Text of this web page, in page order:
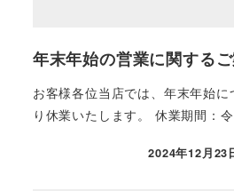
年末年始の営業に関する
お客様各位当店では、年末年始
り休業いたします。 休業期間：
2024年12月23